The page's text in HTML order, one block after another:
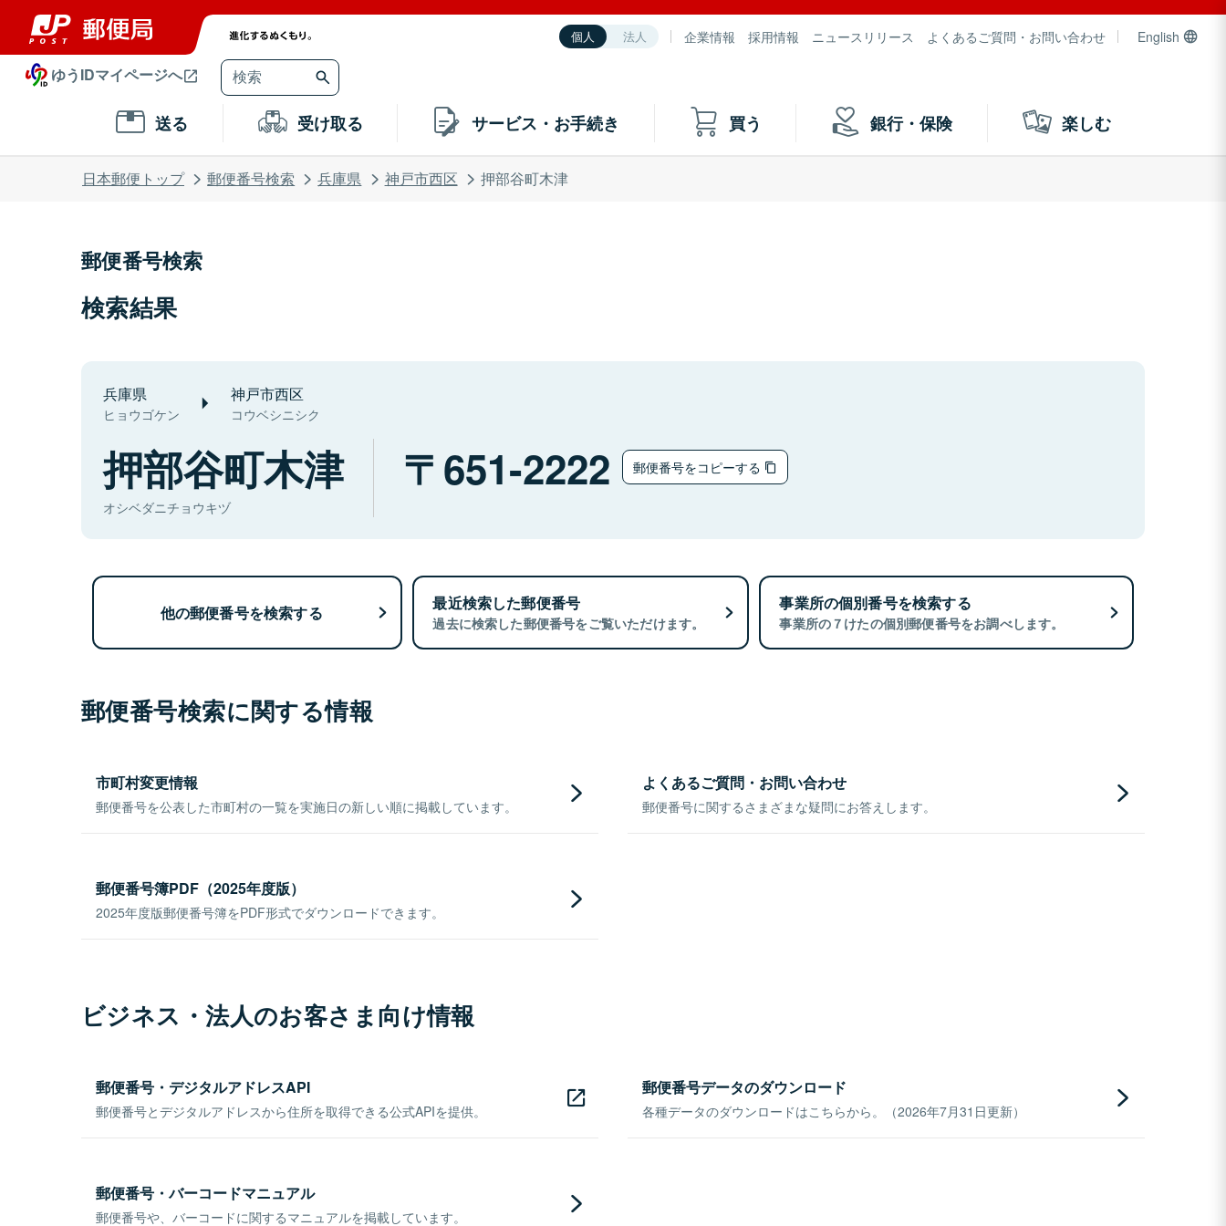
個人 法人 企業情報 採用情報 ニュースリリース よくあるご質問・お問い合わせ English
ゆうIDマイページへ
送る 受け取る サービス・お手続き 買う 銀行・保険 楽しむ
日本郵便トップ 郵便番号検索 兵庫県 神戸市西区 押部谷町木津
郵便番号検索
検索結果
兵庫県
ヒョウゴケン
神戸市西区
コウベシニシク
押部谷町木津
オシベダニチョウキヅ
651-2222 郵便番号をコピーする
他の郵便番号を検索する 最近検索した郵便番号
過去に検索した郵便番号をご覧いただけます。
事業所の個別番号を検索する
事業所の７けたの個別郵便番号をお調べします。
郵便番号検索に関する情報
市町村変更情報
郵便番号を公表した市町村の一覧を実施日の新しい順に掲載しています。
よくあるご質問・お問い合わせ
郵便番号に関するさまざまな疑問にお答えします。
郵便番号簿PDF（2025年度版）
2025年度版郵便番号簿をPDF形式でダウンロードできます。
ビジネス・法人のお客さま向け情報
郵便番号・デジタルアドレスAPI
郵便番号とデジタルアドレスから住所を取得できる公式APIを提供。
郵便番号データのダウンロード
各種データのダウンロードはこちらから。（2026年7月31日更新）
郵便番号・バーコードマニュアル
郵便番号や、バーコードに関するマニュアルを掲載しています。